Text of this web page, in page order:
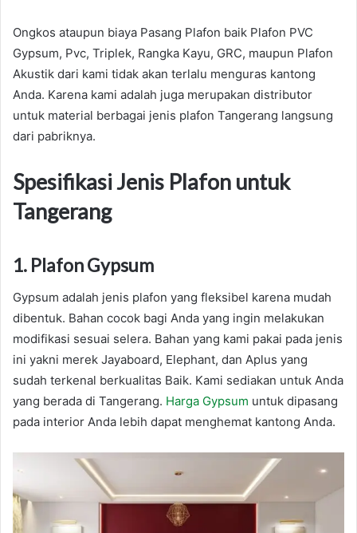
Ongkos ataupun biaya Pasang Plafon baik Plafon PVC
Gypsum, Pvc, Triplek, Rangka Kayu, GRC, maupun Plafon
Akustik dari kami tidak akan terlalu menguras kantong
Anda. Karena kami adalah juga merupakan distributor
untuk material berbagai jenis plafon Tangerang langsung
dari pabriknya.
Spesifikasi Jenis Plafon untuk
Tangerang
1. Plafon Gypsum
Gypsum adalah jenis plafon yang fleksibel karena mudah
dibentuk. Bahan cocok bagi Anda yang ingin melakukan
modifikasi sesuai selera. Bahan yang kami pakai pada jenis
ini yakni merek Jayaboard, Elephant, dan Aplus yang
sudah terkenal berkualitas Baik. Kami sediakan untuk Anda
yang berada di Tangerang. Harga Gypsum untuk dipasang
pada interior Anda lebih dapat menghemat kantong Anda.